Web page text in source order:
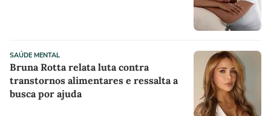
SAÚDE MENTAL
Bruna Rotta relata luta contra
transtornos alimentares e ressalta a
busca por ajuda